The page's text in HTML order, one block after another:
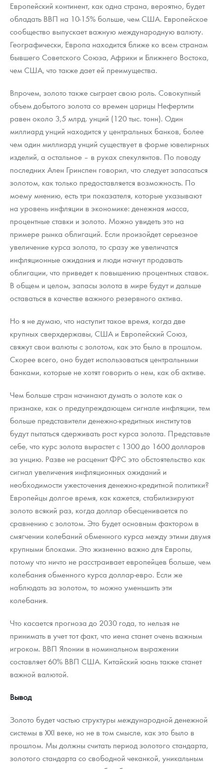
Европейский континент, как одна страна, вероятно, будет
обладать ВВП на 10-15% больше, чем США. Европейское
сообщество выпускает важную международную валюту.
Географически, Европа находится ближе ко всем странам
бывшего Советского Союза, Африки и Ближнего Востока,
чем США, что также дает ей преимущества.
Впрочем, золото также сыграет свою роль. Совокупный
объем добытого золота со времен царицы Нефертити
равен около 3,5 млрд. унций (120 тыс. тонн). Один
миллиард унций находится у центральных банков, более
чем один миллиард унций существует в форме ювелирных
изделий, а остальное – в руках спекулянтов. По поводу
последних Ален Гринспен говорил, что следует запасаться
золотом, как только предоставляется возможность. По
моему мнению, есть три показателя, которые указывают
на уровень инфляции в экономике: денежная масса,
процентные ставки и золото. Можно увидеть это на
примере рынка облигаций. Если произойдет серьезное
увеличение курса золота, то сразу же увеличатся
инфляционные ожидания и люди начнут продавать
облигации, что приведет к повышению процентных ставок.
В общем и целом, запасы золота в мире будут и дальше
оставаться в качестве важного резервного актива.
Но я не думаю, что наступит такое время, когда две
крупных сверхдержавы, США и Европейский Союз,
свяжут свои валюты с золотом, как это было в прошлом.
Скорее всего, оно будет использоваться центральными
банками, которые не хотят говорить о нем, как об активе.
Чем больше стран начинают думать о золоте как о
признаке, как о предупреждающем сигнале инфляции, тем
больше представители денежно-кредитных институтов
будут пытаться сдерживать рост курса золота. Представьте
себе, что курс золота вырастет с 1300 до 1600 долларов
за унцию. Разве не расценит ФРС это обстоятельство как
сигнал увеличения инфляционных ожиданий и
необходимости ужесточения денежно-кредитной политики?
Европейцы долгое время, как кажется, стабилизируют
золото всякий раз, когда доллар обесценивается по
сравнению с золотом. Это будет основным фактором в
смягчении колебаний обменного курса между этими двумя
крупными блоками. Это жизненно важно для Европы,
потому что ничто не расстраивает европейцев больше, чем
колебания обменного курса доллар-евро. Если же
наблюдать за золотом, то можно уменьшить эти
колебания.
Что касается прогноза до 2030 года, то нельзя не
принимать в учет тот факт, что иена станет очень важным
игроком. ВВП Японии в номинальном выражении
составляет 60% ВВП США. Китайский юань также станет
важной валютой.
Вывод
Золото будет частью структуры международной денежной
системы в XXI веке, но не в том смысле, как это было в
прошлом. Мы должны считать период золотого стандарта,
золотого стандарта со свободной чеканкой, уникальным